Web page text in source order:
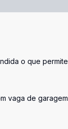
o que permite
vaga de garagem,